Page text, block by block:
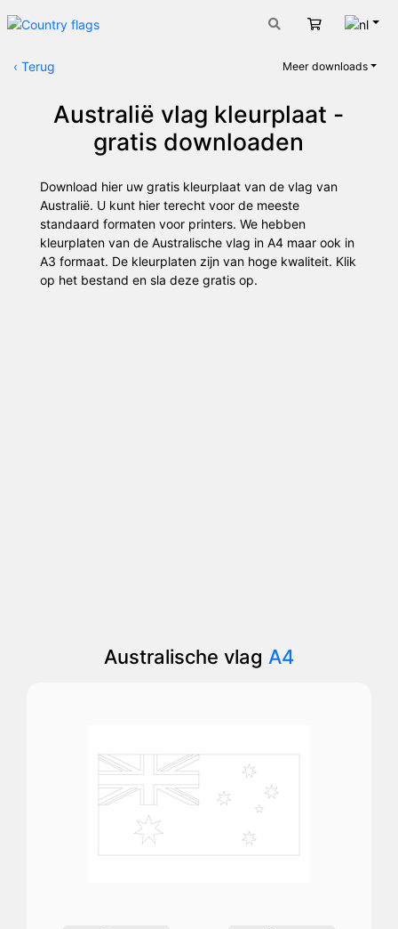
Winkelwagen
‹ Terug Meer downloads
Australië vlag kleurplaat -
gratis downloaden
Download hier uw gratis kleurplaat van de vlag van
Australië. U kunt hier terecht voor de meeste
standaard formaten voor printers. We hebben
kleurplaten van de Australische vlag in A4 maar ook in
A3 formaat. De kleurplaten zijn van hoge kwaliteit. Klik
op het bestand en sla deze gratis op.
Australische vlag A4